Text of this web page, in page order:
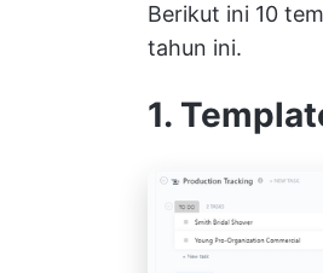
Berikut ini 10
tahun ini.
1.